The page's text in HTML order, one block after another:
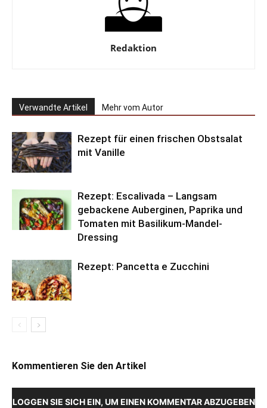
Redaktion
Verwandte Artikel Mehr vom Autor
Rezept für einen frischen Obstsalat
mit Vanille
Rezept: Escalivada – Langsam
gebackene Auberginen, Paprika und
Tomaten mit Basilikum-Mandel-
Dressing
Rezept: Pancetta e Zucchini
Kommentieren Sie den Artikel
LOGGEN SIE SICH EIN, UM EINEN KOMMENTAR ABZUGEBEN